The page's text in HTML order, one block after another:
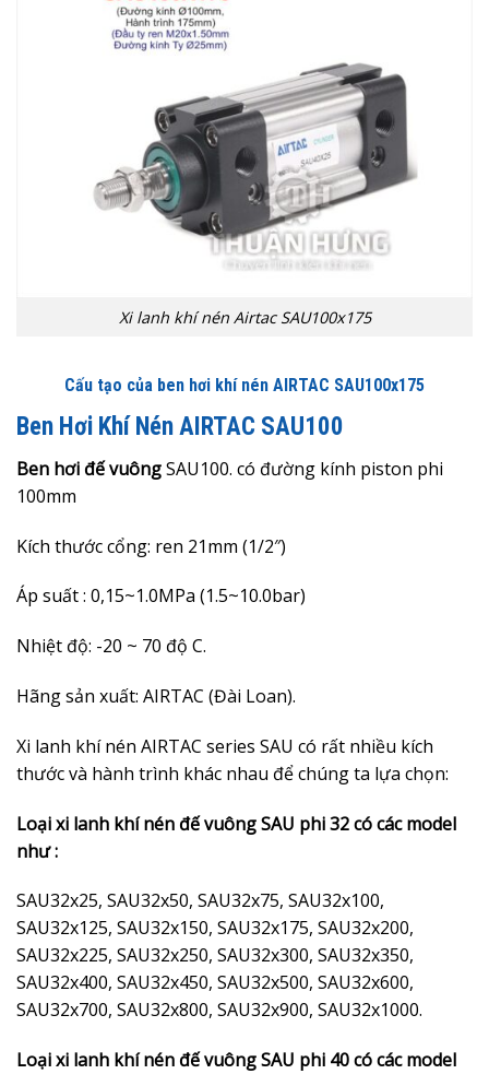
Xi lanh khí nén Airtac SAU100x175
Cấu tạo của ben hơi khí nén AIRTAC SAU100x175
Ben Hơi Khí Nén AIRTAC SAU100
Ben hơi đế vuôngSAU100. có đường kính piston phi
100mm
Kích thước cổng: ren 21mm (1/2″)
Áp suất : 0,15~1.0MPa (1.5~10.0bar)
Nhiệt độ: -20 ~ 70 độ C.
Hãng sản xuất: AIRTAC (Đài Loan).
Xi lanh khí nén AIRTAC series SAU có rất nhiều kích
thước và hành trình khác nhau để chúng ta lựa chọn:
Loại xi lanh khí nén đế vuông SAU phi 32 có các model
như :
SAU32x25, SAU32x50, SAU32x75, SAU32x100,
SAU32x125, SAU32x150, SAU32x175, SAU32x200,
SAU32x225, SAU32x250, SAU32x300, SAU32x350,
SAU32x400, SAU32x450, SAU32x500, SAU32x600,
SAU32x700, SAU32x800, SAU32x900, SAU32x1000.
Loại xi lanh khí nén đế vuông SAU phi 40 có các model